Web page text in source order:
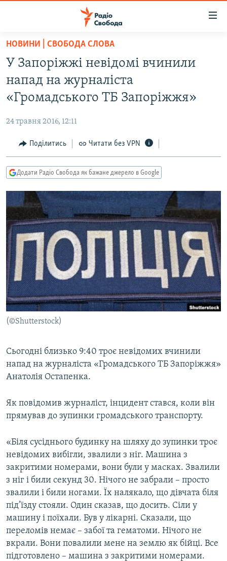
Перейти
основного
матеріалу
Перейти
до
основної
навігації
Перейти
до
пошуку
ВСЕ ЗА ДОБУ
СТАТТІ
ЕКОНОМІКА
СУСПІЛЬСТВО
УКРАЇНА
СВІТ
РОСІЙСЬКА «ФІЛЬТРАЦІЯ»
ДОНБАС.РЕАЛІЇ
ТИ ЯК?
СХЕМИ
КИТАЙ.ВИКЛИКИ
МУЛЬТИМЕДІА
ФОТО
СПЕЦПРОЄКТИ
ПОДКАСТИ
КРИМ РЕАЛІЇ
УКР
КТАТ
Усі сайти RFE/RL
НОВИНИ | СВОБОДА СЛОВА
У Запоріжжі невідомі вчинили
напад на журналіста
«Громадського ТБ Запоріжжя»
24 травня 2016, 12:11
Поділитись Читати без VPN
Додати Радіо Свобода як бажане джерело в Google
(©Shutterstock)
Сьогодні близько 9:40 троє невідомих вчинили
напад на журналіста «Громадського ТБ Запоріжжя»
Анатолія Остапенка.
Як повідомив журналіст, інцидент стався, коли він
прямував до зупинки громадського транспорту.
«Біля сусіднього будинку на шляху до зупинки троє
невідомих вибігли, звалили з ніг. Машина з
закритими номерами, вони були у масках. Звалили
з ніг і били секунд 30. Нічого не забрали – просто
звалили і били ногами. Їх налякало, що дівчата біля
під’їзду стояли. Один сказав, що досить. Сіли у
машину і поїхали. Був у лікарні. Сказали, що
переломів немає – забої та гематоми. Нічого не
вкрали. Вони повалили мене на землю як бійці. Все
підготовлено – машина з закритими номерами.